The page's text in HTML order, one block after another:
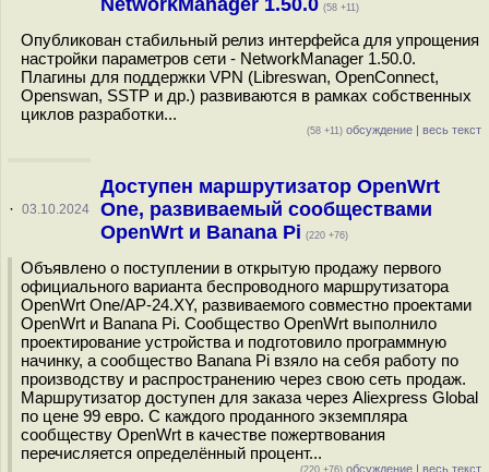
NetworkManager 1.50.0 (58 +11)
Опубликован стабильный релиз интерфейса для упрощения
настройки параметров сети - NetworkManager 1.50.0.
Плагины для поддержки VPN (Libreswan, OpenConnect,
Openswan, SSTP и др.) развиваются в рамках собственных
циклов разработки...
(58 +11) обсуждение | весь текст
· 03.10.2024
Доступен маршрутизатор OpenWrt
One, развиваемый сообществами
OpenWrt и Banana Pi (220 +76)
Объявлено о поступлении в открытую продажу первого
официального варианта беспроводного маршрутизатора
OpenWrt One/AP-24.XY, развиваемого совместно проектами
OpenWrt и Banana Pi. Сообщество OpenWrt выполнило
проектирование устройства и подготовило программную
начинку, а сообщество Banana Pi взяло на себя работу по
производству и распространению через свою сеть продаж.
Маршрутизатор доступен для заказа через Aliexpress Global
по цене 99 евро. С каждого проданного экземпляра
сообществу OpenWrt в качестве пожертвования
перечисляется определённый процент...
(220 +76) обсуждение | весь текст